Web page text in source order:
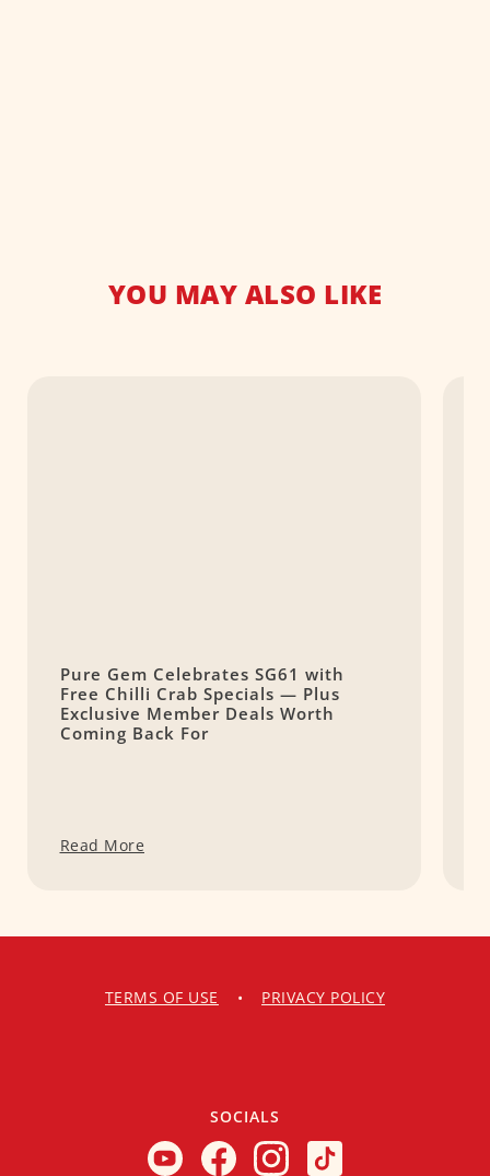
YOU MAY ALSO LIKE
Pure Gem Celebrates SG61 with
Free Chilli Crab Specials — Plus
Exclusive Member Deals Worth
Coming Back For
Read More
TERMS OF USE • PRIVACY POLICY
SOCIALS